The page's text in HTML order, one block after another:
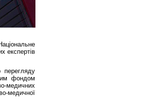
експертів
перегляду
фондом
медичних
медичної